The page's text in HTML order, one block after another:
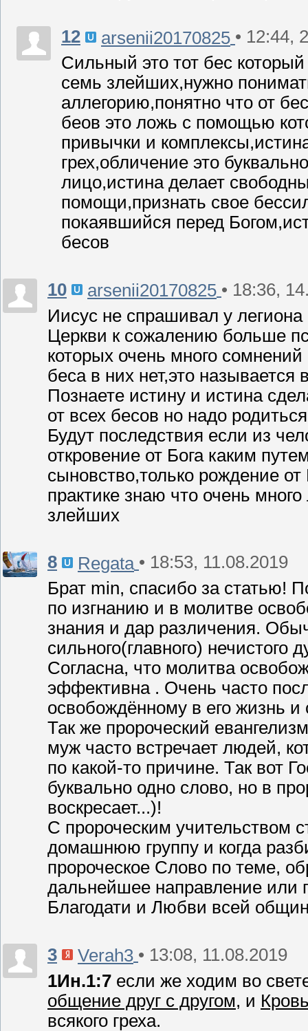
12 arsenii20170825 • 12:44,
Сильный это тот бес
семь злейших,нужно
аллегорию,понятно что от
беов это ложь с помощью
привычки и
грех,обличение это
лицо,истина делает
помощи,признать свое
покаявшийся перед
бесов
10 arsenii20170825 • 18:36,
Иисус не спрашивал у легиона
Церкви к сожалению больше
которых очень много сомнений
беса в них нет,это
Познаете истину и истина
от всех бесов но надо
Будут последствия если из
откровение от Бога каким
сыновство,только рождение
практике знаю что очень
злейших
8 Regata • 18:53, 11.08.2019
Брат min, спасибо за статью!
по изгнанию и в молитве
знания и дар различения.
сильного(главного) нечистого
Согласна, что молитва
эффективна . Очень часто
освобождённому в его жизнь и
Так же пророческий
муж часто встречает людей,
по какой-то причине. Так вот
буквально одно слово, но в
воскресает...)!
С пророческим учительством
домашнюю группу и когда
пророческое Слово по теме,
дальнейшее направление или
Благодати и Любви всей
3 Verah3 • 13:08, 11.08.2019
1Ин.1:7 если же ходим во
общение друг с другом, и
всякого греха.